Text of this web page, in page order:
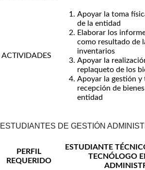
ACTIVIDADES
Apoyar la toma
de la entidad
Elaborar los
como resultado de
inventarios
Apoyar la
replaqueto de los
Apoyar la gestión y
recepción de
entidad
ESTUDIANTES DE GESTIÓN
PERFIL
REQUERIDO
ESTUDIANTE
TECNÓLOGO